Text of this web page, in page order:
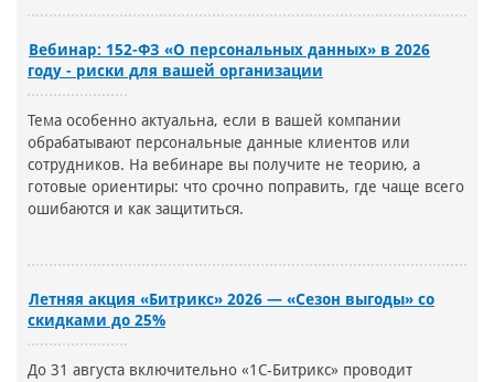
Вебинар: 152-ФЗ «О персональных данных» в 2026
году - риски для вашей организации
Тема особенно актуальна, если в вашей компании
обрабатывают персональные данные клиентов или
сотрудников. На вебинаре вы получите не теорию, а
готовые ориентиры: что срочно поправить, где чаще всего
ошибаются и как защититься.
Летняя акция «Битрикс» 2026 — «Сезон выгоды» со
скидками до 25%
До 31 августа включительно «1С-Битрикс» проводит